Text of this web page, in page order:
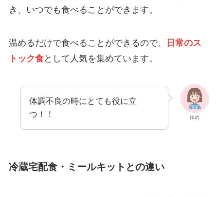
き、いつでも食べることができます。
温めるだけで食べることができるので、
日常のス
トック食として人気を集めています。
ゆめ
体調不良の時にとても役に立
つ！！
冷蔵宅配食・ミールキットとの違い